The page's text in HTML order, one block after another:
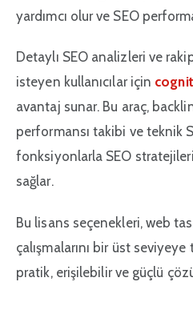
yardımcı olur ve SEO
Detaylı SEO analizleri ve
isteyen kullanıcılar için
avantaj sunar. Bu araç,
performansı takibi ve teknik
fonksiyonlarla SEO
sağlar.
Bu lisans seçenekleri, web
çalışmalarını bir üst
pratik, erişilebilir ve güçlü